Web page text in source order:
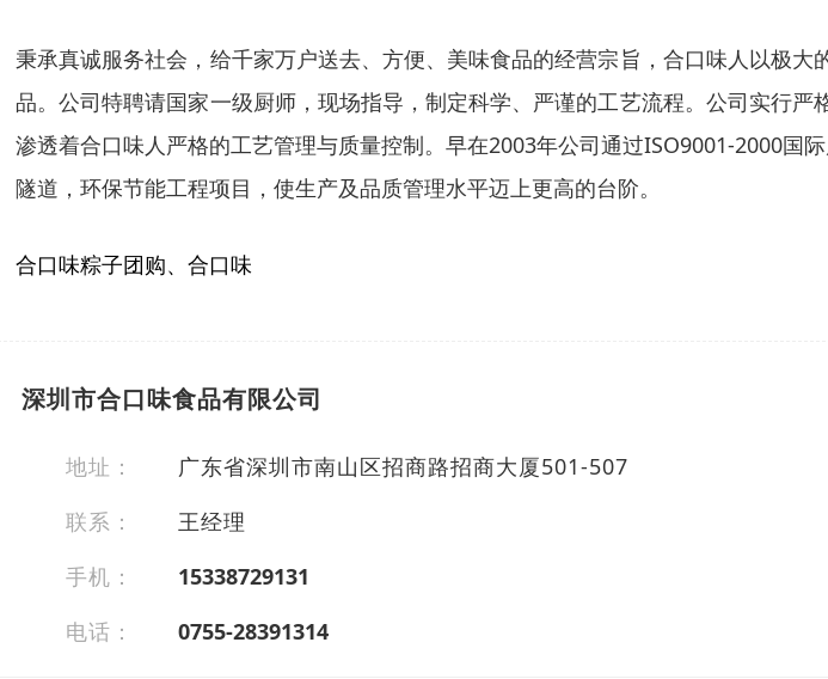
秉承真诚服务社会，给千家万户送去、方便、美味食品的经营宗旨，合口味人以极
品。公司特聘请国家一级厨师，现场指导，制定科学、严谨的工艺流程。公司实行
渗透着合口味人严格的工艺管理与质量控制。早在2003年公司通过ISO9001-2000国
隧道，环保节能工程项目，使生产及品质管理水平迈上更高的台阶。
合口味粽子团购、合口味
深圳市合口味食品有限公司
地址：
广东省深圳市南山区招商路招商大厦501-507
联系：
王经理
手机：
15338729131
电话：
0755-28391314